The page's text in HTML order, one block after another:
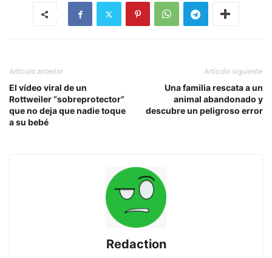
Artículo anterior
El vídeo viral de un
Rottweiler “sobreprotector”
que no deja que nadie toque
a su bebé
Artículo siguiente
Una familia rescata a un
animal abandonado y
descubre un peligroso error
Redaction